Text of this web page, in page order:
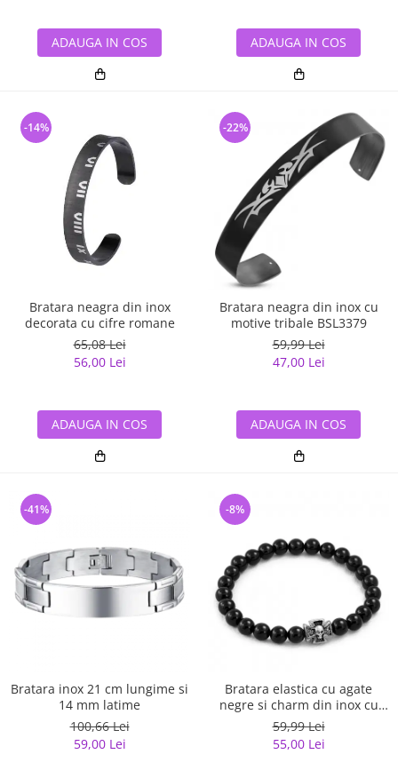
ADAUGA IN COS ADAUGA IN COS
Bratara neagra din inox
decorata cu cifre romane
65,08 Lei
56,00 Lei
-14%
ADAUGA IN COS
Bratara neagra din inox cu
motive tribale BSL3379
59,99 Lei
47,00 Lei
-22%
ADAUGA IN COS
Bratara inox 21 cm lungime si
14 mm latime
100,66 Lei
59,00 Lei
-41%
Bratara elastica cu agate
negre si charm din inox cu
cruce si craniu
59,99 Lei
55,00 Lei
-8%